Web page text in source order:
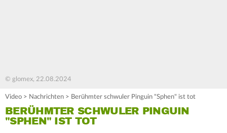
© glomex, 22.08.2024
Video > Nachrichten > Berühmter schwuler Pinguin "Sphen" ist tot
BERÜHMTER SCHWULER PINGUIN
"SPHEN" IST TOT